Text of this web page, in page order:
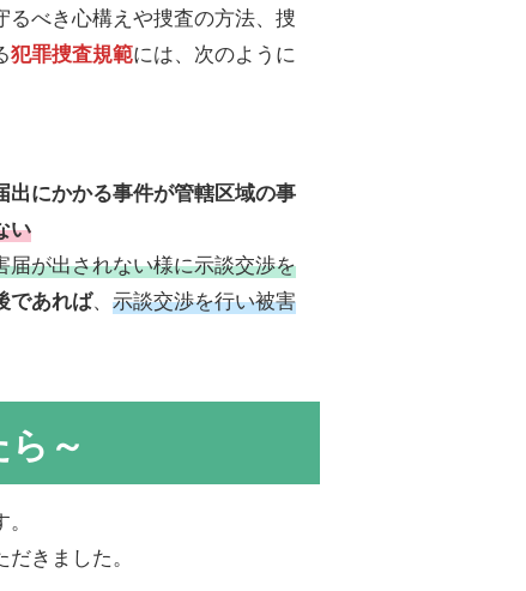
べき心構えや捜査の方法、捜
犯罪捜査規範には、次のように
出にかかる事件が管轄区域の事
い
届が出されない様に示談交渉を
であれば、 示談交渉を行い被害
～
きました。